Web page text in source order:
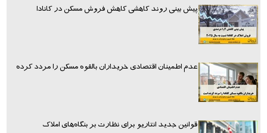
پیش بینی روند کاهشی کاهش فروش مسکن در کانادا
عدم اطمینان اقتصادی خریداران بالقوه مسکن را مردد کرده
قوانین جدید انتاریو برای نظارت بر بنگاه‌های املاک